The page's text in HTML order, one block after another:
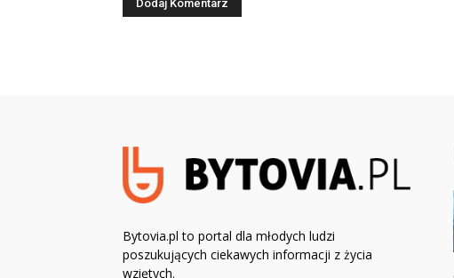
Bytovia.pl to portal dla młodych ludzi
poszukujących ciekawych informacji z życia
wziętych.